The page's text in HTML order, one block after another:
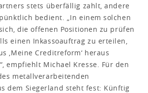
stets überfällig zahlt, andere
bedient. „In einem solchen
die offenen Positionen zu prüfen
einen Inkassoauftrag zu erteilen,
‚Meine Creditreform‘ heraus
empfiehlt Michael Kresse. Für den
metallverarbeitenden
dem Siegerland steht fest: Künftig